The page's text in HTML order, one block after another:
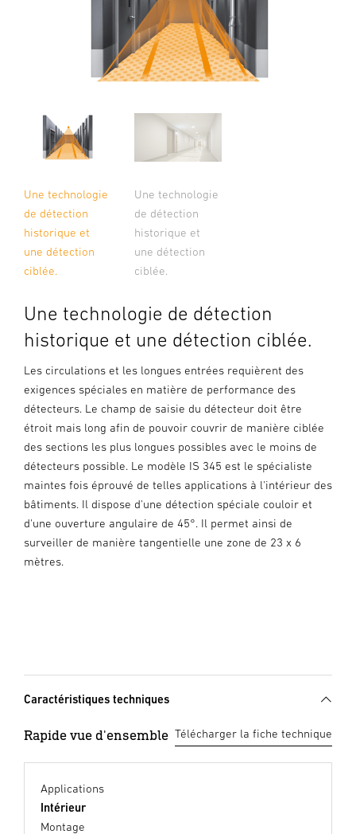
Une technologie
de détection
historique et
une détection
ciblée.
Une technologie
de détection
historique et
une détection
ciblée.
Une technologie de détection
historique et une détection ciblée.
Les circulations et les longues entrées requièrent des
exigences spéciales en matière de performance des
détecteurs. Le champ de saisie du détecteur doit être
étroit mais long afin de pouvoir couvrir de manière ciblée
des sections les plus longues possibles avec le moins de
détecteurs possible. Le modèle IS 345 est le spécialiste
maintes fois éprouvé de telles applications à l'intérieur des
bâtiments. Il dispose d'une détection spéciale couloir et
d'une ouverture angulaire de 45°. Il permet ainsi de
surveiller de manière tangentielle une zone de 23 x 6
mètres.
Caractéristiques techniques
Rapide vue d'ensemble Télécharger la fiche technique
Applications
Intérieur
Montage